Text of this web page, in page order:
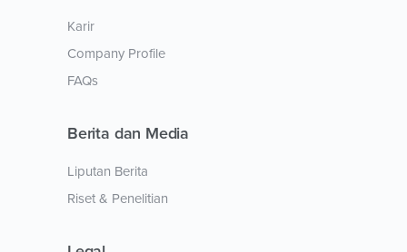
Karir
Company Profile
FAQs
Berita dan Media
Liputan Berita
Riset & Penelitian